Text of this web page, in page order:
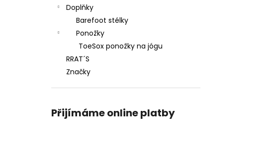
Doplňky
Barefoot stélky
Ponožky
ToeSox ponožky na jógu
RRAT´S
Značky
Přijímáme online platby